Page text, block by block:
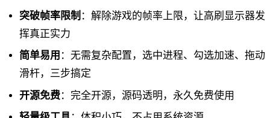
突破帧率限制 ：解除游戏的帧率上限，让高刷显示器发
挥真正实力
简单易用 ：无需复杂配置，选中进程、勾选加速、拖动
滑杆，三步搞定
开源免费：完全开源，源码透明，永久免费使用